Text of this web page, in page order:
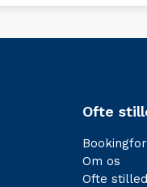
Ofte
Om os
Ofte